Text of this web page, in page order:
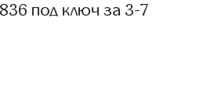
под ключ за 3-7